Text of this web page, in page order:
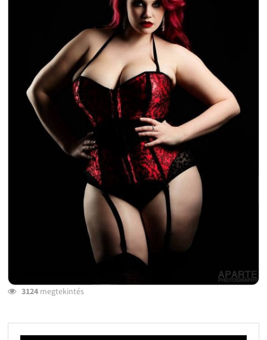
3124megtekintés